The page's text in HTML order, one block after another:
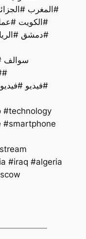
#المغرب
#الكويت
#دمشق
سوالف
#ذكاءاصطناعي #تكنولوجيا #لايك#
فيديو #فيديوهات #لايك #لايكات #خبر #اخبار#
#technology
#smartphone
#iraq #algeria